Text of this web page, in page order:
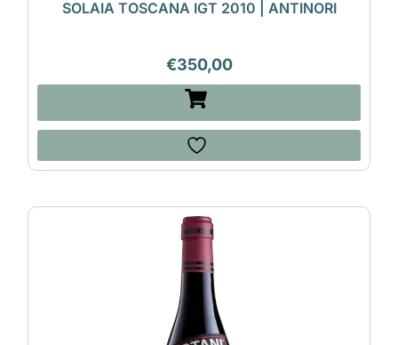
SOLAIA TOSCANA IGT 2010 | ANTINORI
€350,00